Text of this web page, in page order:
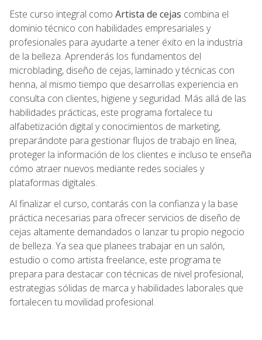
Este curso integral como Artista de cejas combina el
dominio técnico con habilidades empresariales y
profesionales para ayudarte a tener éxito en la industria
de la belleza. Aprenderás los fundamentos del
microblading, diseño de cejas, laminado y técnicas con
henna, al mismo tiempo que desarrollas experiencia en
consulta con clientes, higiene y seguridad. Más allá de las
habilidades prácticas, este programa fortalece tu
alfabetización digital y conocimientos de marketing,
preparándote para gestionar flujos de trabajo en línea,
proteger la información de los clientes e incluso te enseña
cómo atraer nuevos mediante redes sociales y
plataformas digitales.
Al finalizar el curso, contarás con la confianza y la base
práctica necesarias para ofrecer servicios de diseño de
cejas altamente demandados o lanzar tu propio negocio
de belleza. Ya sea que planees trabajar en un salón,
estudio o como artista freelance, este programa te
prepara para destacar con técnicas de nivel profesional,
estrategias sólidas de marca y habilidades laborales que
fortalecen tu movilidad profesional.